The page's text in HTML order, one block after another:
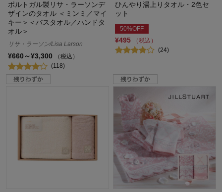
ポルトガル製リサ・ラーソンデ
ザインのタオル ＜ミンミ／マイ
キー＞＜バスタオル／ハンドタ
オル＞
リサ・ラーソン/Lisa Larson
¥660～¥3,300
（税込）
(118)
ひんやり湯上りタオル・2色セ
ット
50%OFF
¥495
（税込）
(24)